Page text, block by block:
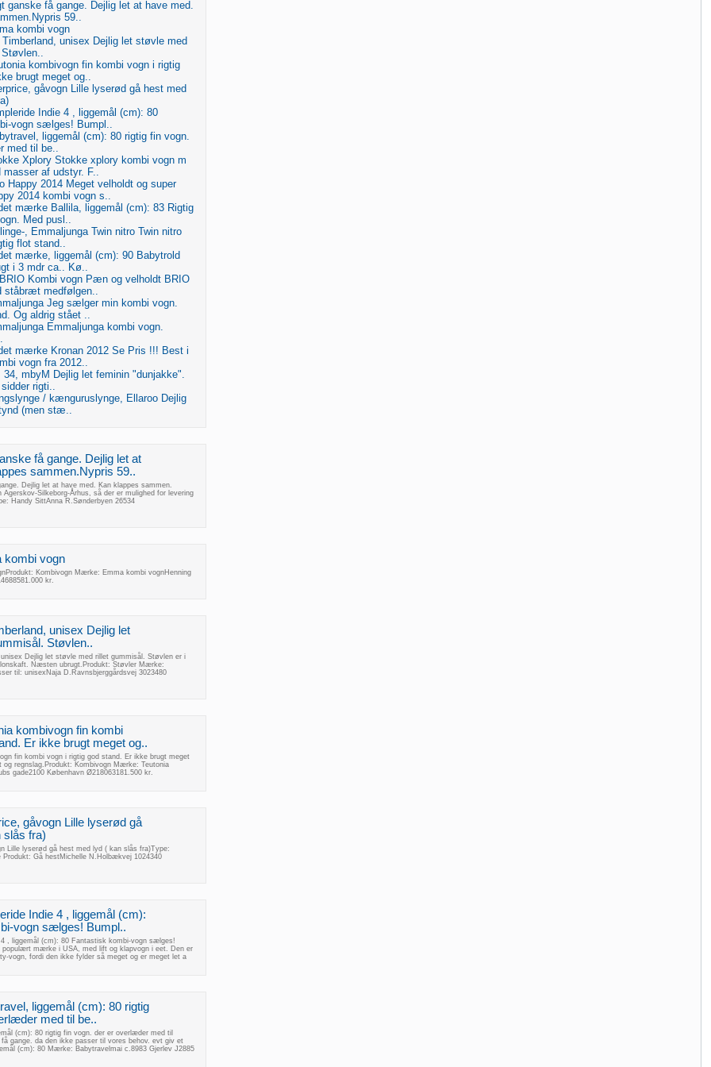
ganske få gange. Dejlig let at have med.
59..
kombi vogn
unisex Dejlig let støvle med
kombivogn fin kombi vogn i rigtig
brugt meget og..
gåvogn Lille lyserød gå hest med
Indie 4 , liggemål (cm): 80
vogn sælges! Bumpl..
liggemål (cm): 80 rigtig fin vogn.
med til be..
Xplory Stokke xplory kombi vogn m
af udstyr. F..
Happy 2014 Meget velholdt og super
2014 kombi vogn s..
mærke Ballila, liggemål (cm): 83 Rigtig
Med pusl..
, Emmaljunga Twin nitro Twin nitro
flot stand..
mærke, liggemål (cm): 90 Babytrold
i 3 mdr ca.. Kø..
Kombi vogn Pæn og velholdt BRIO
ståbræt medfølgen..
Jeg sælger min kombi vogn.
Og aldrig stået ..
Emmaljunga kombi vogn.
mærke Kronan 2012 Se Pris !!! Best i
vogn fra 2012..
mbyM Dejlig let feminin "dunjakke".
rigti..
/ kænguruslynge, Ellaroo Dejlig
(men stæ..
få gange. Dejlig let at
sammen.Nypris 59..
Dejlig let at have med. Kan klappes sammen.
Silkeborg-Århus, så der er mulighed for levering
Handy SittAnna R.Sønderbyen 26534
kombi vogn
Kombivogn Mærke: Emma kombi vognHenning
kr.
unisex Dejlig let
Støvlen..
Dejlig let støvle med rillet gummisål. Støvlen er i
Næsten ubrugt.Produkt: Støvler Mærke:
til: unisexNaja D.Ravnsbjerggårdsvej 3023480
kombivogn fin kombi
Er ikke brugt meget og..
fin kombi vogn i rigtig god stand. Er ikke brugt meget
og regnslag.Produkt: Kombivogn Mærke: Teutonia
gade2100 København Ø218063181.500 kr.
gåvogn Lille lyserød gå
slås fra)
Lille lyserød gå hest med lyd ( kan slås fra)Type:
Gå hestMichelle N.Holbækvej 1024340
Indie 4 , liggemål (cm):
vogn sælges! Bumpl..
, liggemål (cm): 80 Fantastisk kombi-vogn sælges!
populært mærke i USA, med lift og klapvogn i eet. Den er
vogn, fordi den ikke fylder så meget og er meget let a
liggemål (cm): 80 rigtig
med til be..
(cm): 80 rigtig fin vogn. der er overlæder med til
gange. da den ikke passer til vores behov. evt giv et
(cm): 80 Mærke: Babytravelmai c.8983 Gjerlev J2885